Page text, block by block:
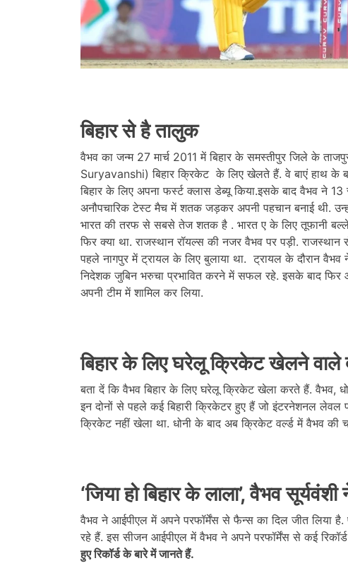
बिहार से है तालुक
वैभव का जन्म 27 मार्च 2011 में बिहार के समस्तीपुर जिले के
Suryavanshi) बिहार क्रिकेट के लिए खेलते हैं. वे बाएं हाथ के
बिहार के लिए अपना फर्स्ट क्लास डेब्यू किया.इसके बाद वैभव ने
अनौपचारिक टेस्ट मैच में शतक जड़कर अपनी पहचान बनाई थी.
भारत की तरफ से सबसे तेज शतक है . भारत ए के लिए तूफानी
फिर क्या था. राजस्थान रॉयल्स की नजर वैभव पर पड़ी.
पहले नागपुर में ट्रायल के लिए बुलाया था. ट्रायल के दौरान
निदेशक जुबिन भरुचा प्रभावित करने में सफल रहे. इसके बाद
अपनी टीम में शामिल कर लिया.
बिहार के लिए घरेलू क्रिकेट खेलने
बता दें कि वैभव बिहार के लिए घरेलू क्रिकेट खेला करते हैं. वैभव,
इन दोनों से पहले कई बिहारी क्रिकेटर हुए हैं जो इंटरनेशनल
क्रिकेट नहीं खेला था. धोनी के बाद अब क्रिकेट वर्ल्ड में वैभव की
‘जिया हो बिहार के लाला’, वैभव
वैभव ने आईपीएल में अपने परफॉर्मेंस से फैन्स का दिल जीत लिया है.
रहे हैं. इस सीजन आईपीएल में वैभव ने अपने परफॉर्मेंस से कई
हुए रिकॉर्ड के बारे में जानते हैं.